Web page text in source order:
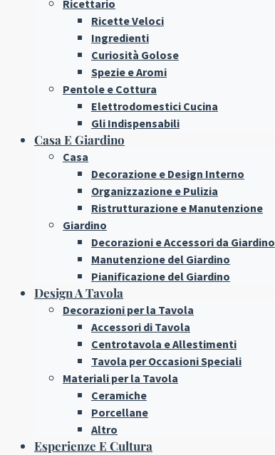
Ricettario
Ricette Veloci
Ingredienti
Curiosità Golose
Spezie e Aromi
Pentole e Cottura
Elettrodomestici Cucina
Gli Indispensabili
Casa E Giardino
Casa
Decorazione e Design Interno
Organizzazione e Pulizia
Ristrutturazione e Manutenzione
Giardino
Decorazioni e Accessori da Giardino
Manutenzione del Giardino
Pianificazione del Giardino
Design A Tavola
Decorazioni per la Tavola
Accessori di Tavola
Centrotavola e Allestimenti
Tavola per Occasioni Speciali
Materiali per la Tavola
Ceramiche
Porcellane
Altro
Esperienze E Cultura